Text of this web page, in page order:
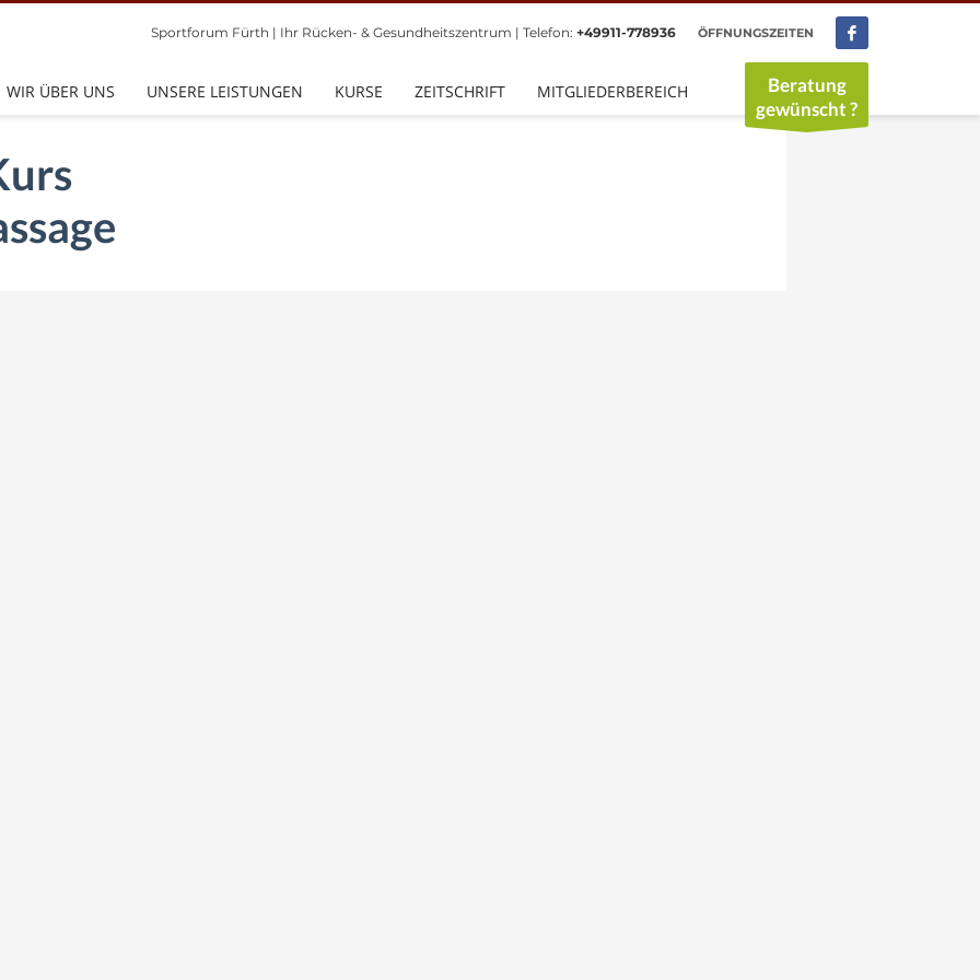
ÖFFNUNGSZEITEN:
Dienstag, Mittwoch & Freitag 8.00 Uhr bis 20.30 Uhr
Sportforum Fürth | Ihr Rücken- & Gesundheitszentrum | Telefon: +49911-778936 ÖFFNUNGSZEITEN
WIR ÜBER UNS UNSERE LEISTUNGEN KURSE ZEITSCHRIFT MITGLIEDERBEREICH
Beratung
gewünscht ?